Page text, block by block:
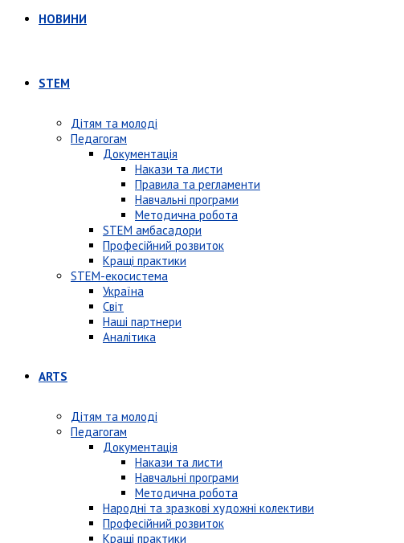
НОВИНИ
STEM
Дітям та молоді
Педагогам
Документація
Накази та листи
Правила та регламенти
Навчальні програми
Методична робота
STEM амбасадори
Професійний розвиток
Кращі практики
STEM-екосистема
Україна
Світ
Наші партнери
Аналітика
ARTS
Дітям та молоді
Педагогам
Документація
Накази та листи
Навчальні програми
Методична робота
Народні та зразкові художні колективи
Професійний розвиток
Кращі практики